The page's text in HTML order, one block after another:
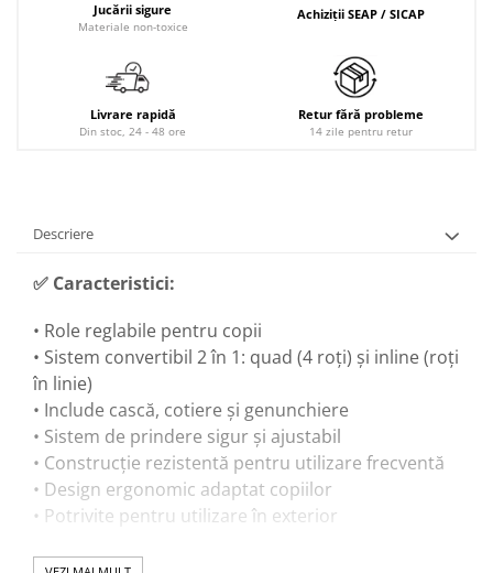
Jucării sigure
Materiale non-toxice
Achiziții SEAP / SICAP
Livrare rapidă
Din stoc, 24 - 48 ore
Retur fără probleme
14 zile pentru retur
Descriere
✅ Caracteristici:
• Role reglabile pentru copii
• Sistem convertibil 2 în 1: quad (4 roți) și inline (roți
în linie)
• Include cască, cotiere și genunchiere
• Sistem de prindere sigur și ajustabil
• Construcție rezistentă pentru utilizare frecventă
• Design ergonomic adaptat copiilor
• Potrivite pentru utilizare în exterior